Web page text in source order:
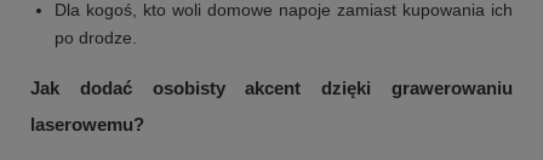
Dla kogoś, kto woli domowe napoje zamiast kupowania ich
po drodze.
Jak dodać osobisty akcent dzięki grawerowaniu
laserowemu?